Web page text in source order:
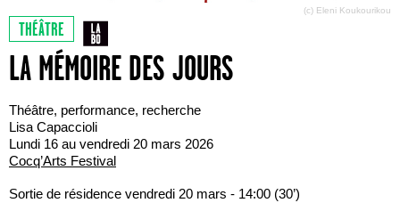
(c) Eleni Koukourikou
THÉÂTRE
LA MÉMOIRE DES JOURS
Théâtre, performance, recherche
Lisa Capaccioli
Lundi 16 au vendredi 20 mars 2026
Cocq’Arts Festival
Sortie de résidence vendredi 20 mars - 14:00 (30’)